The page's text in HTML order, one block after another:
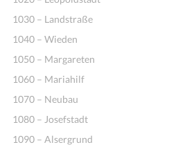
1030 – Landstraße
1040 – Wieden
1050 – Margareten
1060 – Mariahilf
1070 – Neubau
1080 – Josefstadt
1090 – Alsergrund